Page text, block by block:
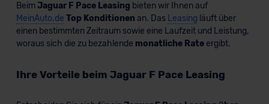
BeimJaguar F Pace Leasing bieten wir Ihnen auf
MeinAuto.de Top Konditionen an. Das Leasing läuft über
einen bestimmten Zeitraum sowie eine Laufzeit und Leistung,
woraus sich die zu bezahlende monatliche Rateergibt.
Ihre Vorteile beim Jaguar F Pace Leasing